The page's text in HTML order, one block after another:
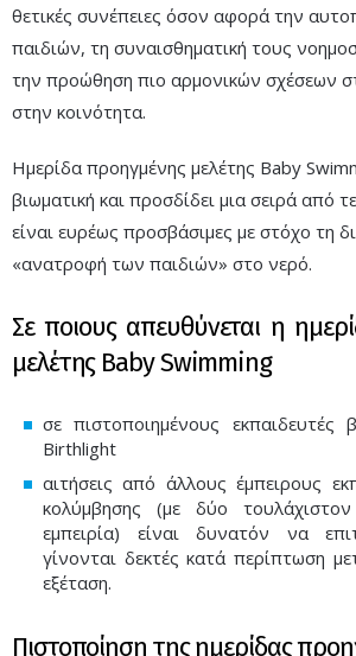
θετικές συνέπειες όσον αφορά την
παιδιών, τη συναισθηματική τους
την προώθηση πιο αρμονικών σχέσεων
στην κοινότητα.
Ημερίδα προηγμένης μελέτης Baby
βιωματική και προσδίδει μια σειρά από
είναι ευρέως προσβάσιμες με στόχο τη
«ανατροφή των παιδιών» στο νερό.
Σε ποιους απευθύνεται η
μελέτης Baby Swimming
σε πιστοποιημένους εκπαιδευτές
Birthlight
αιτήσεις από άλλους έμπειρους
κολύμβησης (με δύο τουλάχιστον
εμπειρία) είναι δυνατόν να
γίνονται δεκτές κατά περίπτωση
εξέταση.
Πιστοποίηση της ημερίδας